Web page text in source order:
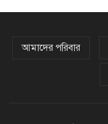
আমাদের পরিবার